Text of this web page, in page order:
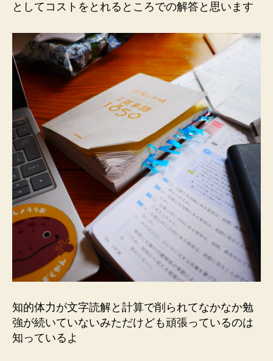
としてコストをとれるところでの解答と思います
知的体力が文字読解と計算で削られてなかなか勉
強が続いていないみただけども頑張っているのは
知っているよ